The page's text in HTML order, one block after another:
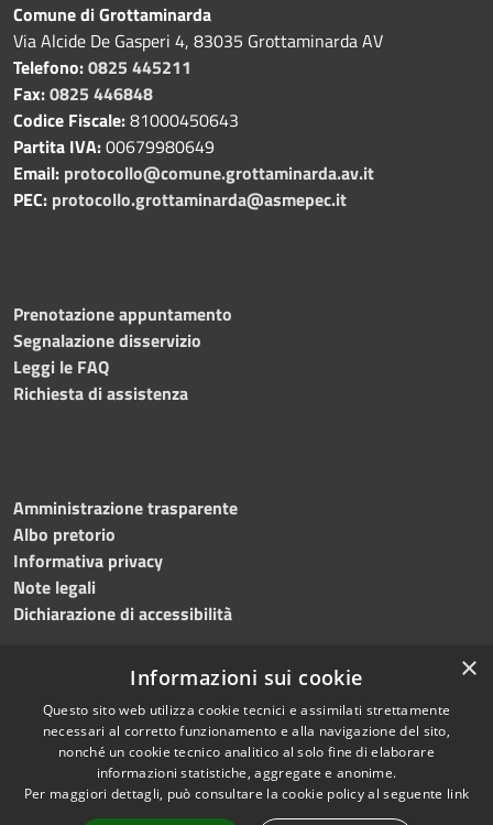
Comune di Grottaminarda
Via Alcide De Gasperi 4, 83035 Grottaminarda AV
Telefono:0825 445211
Fax:0825 446848
Codice Fiscale:81000450643
Partita IVA:00679980649
Email: protocollo@comune.grottaminarda.av.it
PEC: protocollo.grottaminarda@asmepec.it
Prenotazione appuntamento
Segnalazione disservizio
Leggi le FAQ
Richiesta di assistenza
Amministrazione trasparente
Albo pretorio
Informativa privacy
Note legali
Dichiarazione di accessibilità
RSS
Accessibilità
Cookie
Copyright © 2024 •
Comune diGrottaminarda
• Powered byMunicipium
•Redazione
×
Informazioni sui cookie
Questo sito web utilizza cookie tecnici e assimilati strettamente
necessari al corretto funzionamento e alla navigazione del sito,
nonché un cookie tecnico analitico al solo fine di elaborare
informazioni statistiche, aggregate e anonime.
Per maggiori dettagli, può consultare la cookie policy al seguente link